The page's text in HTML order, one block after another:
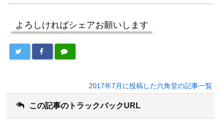
よろしければシェアお願いします
2017年7月に投稿した六角堂の記事一覧
この記事のトラックバックURL